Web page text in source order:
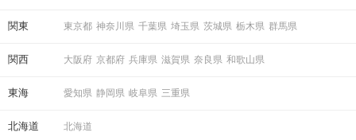
関東 東京都 神奈川県 千葉県 埼玉県 茨城県 栃木県 群馬県
関西 大阪府 京都府 兵庫県 滋賀県 奈良県 和歌山県
東海 愛知県 静岡県 岐阜県 三重県
北海道 北海道